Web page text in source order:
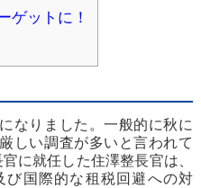
ゲットに！
なりました。一般的に秋に
しい調査が多いと言われて
に就任した住澤整長官は、
び国際的な租税回避への対